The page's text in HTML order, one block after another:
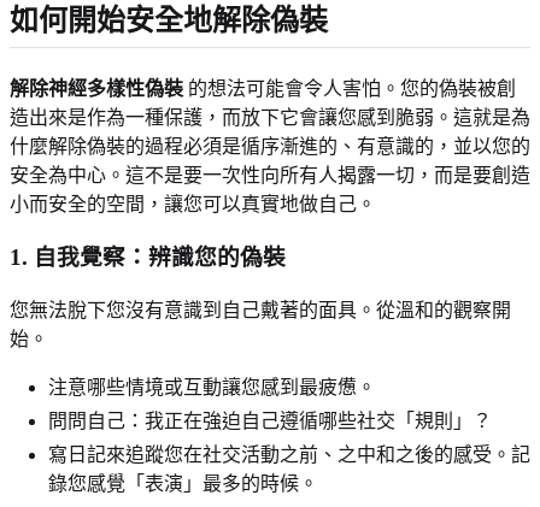
如何開始安全地解除偽裝
解除神經多樣性偽裝 的想法可能會令人害怕。您的偽裝被創
造出來是作為一種保護，而放下它會讓您感到脆弱。這就是為
什麼解除偽裝的過程必須是循序漸進的、有意識的，並以您的
安全為中心。這不是要一次性向所有人揭露一切，而是要創造
小而安全的空間，讓您可以真實地做自己。
1. 自我覺察：辨識您的偽裝
您無法脫下您沒有意識到自己戴著的面具。從溫和的觀察開
始。
注意哪些情境或互動讓您感到最疲憊。
問問自己：我正在強迫自己遵循哪些社交「規則」？
寫日記來追蹤您在社交活動之前、之中和之後的感受。記
錄您感覺「表演」最多的時候。